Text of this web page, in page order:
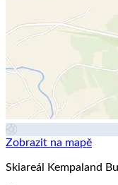
Zobrazit na mapě
Skiareál Kempaland